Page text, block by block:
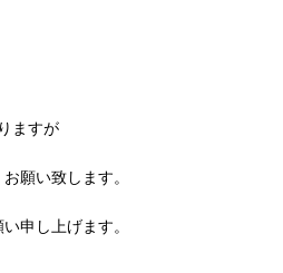
ますが
願い致します。
申し上げます。